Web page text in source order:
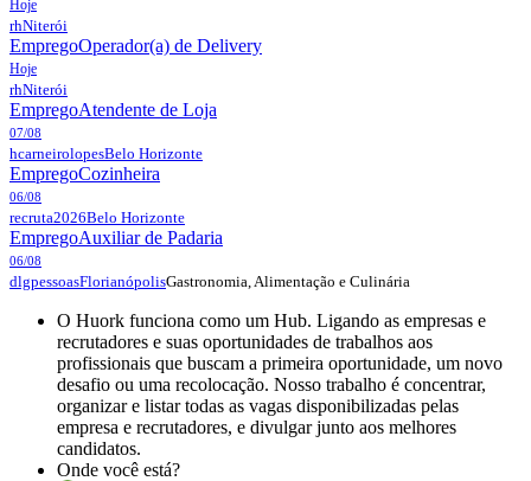
Hoje
rhNiterói
EmpregoOperador(a) de Delivery
Hoje
rhNiterói
EmpregoAtendente de Loja
07/08
hcarneirolopesBelo Horizonte
EmpregoCozinheira
06/08
recruta2026Belo Horizonte
EmpregoAuxiliar de Padaria
06/08
dlgpessoasFlorianópolisGastronomia, Alimentação e Culinária
O Huork funciona como um Hub. Ligando as empresas e
recrutadores e suas oportunidades de trabalhos aos
profissionais que buscam a primeira oportunidade, um novo
desafio ou uma recolocação. Nosso trabalho é concentrar,
organizar e listar todas as vagas disponibilizadas pelas
empresa e recrutadores, e divulgar junto aos melhores
candidatos.
Onde você está?